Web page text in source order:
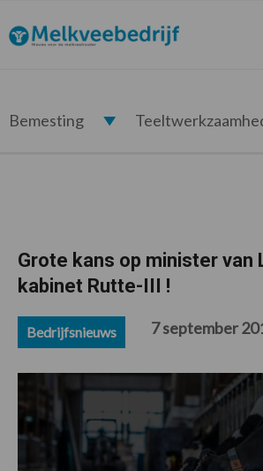
de
hoofdnavigatie
de
hoofd
de
eerste
de
voettekst
Melkveebedrijf.nl
Bemesting
Grote kans op minister van
kabinet Rutte-III !
Bedrijfsnieuws 7 september